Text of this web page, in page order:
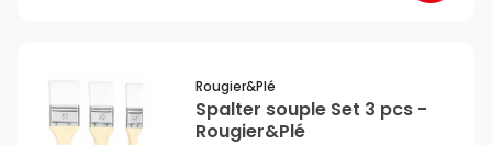
Rougier&plé
Spalter souple Set 3 pcs -
Rougier&Plé